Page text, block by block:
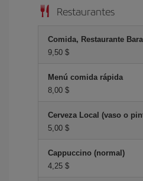
Restaurantes
Comida, Restaurante
9,50 $
Menú comida rápida
8,00 $
Cerveza Local (vaso o
5,00 $
Cappuccino (normal)
4,25 $